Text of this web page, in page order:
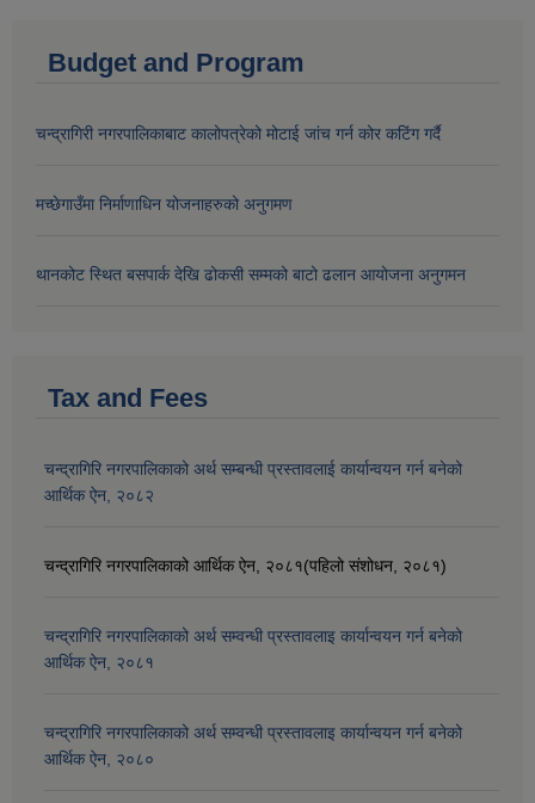
Budget and Program
चन्द्रागिरी नगरपालिकाबाट कालोपत्रेको मोटाई जांच गर्न कोर कटिंग गर्दै
मच्छेगाउँमा निर्माणाधिन योजनाहरुको अनुगमण
थानकोट स्थित बसपार्क देखि ढोकसी सम्मको बाटो ढलान आयोजना अनुगमन
Tax and Fees
चन्द्रागिरि नगरपालिकाको अर्थ सम्बन्धी प्रस्तावलाई कार्यान्वयन गर्न बनेको
आर्थिक ऐन, २०८२
चन्द्रागिरि नगरपालिकाको आर्थिक ऐन, २०८१(पहिलो संशोधन, २०८१)
चन्द्रागिरि नगरपालिकाको अर्थ सम्वन्धी प्रस्तावलाइ कार्यान्वयन गर्न बनेको
आर्थिक ऐन, २०८१
चन्द्रागिरि नगरपालिकाको अर्थ सम्वन्धी प्रस्तावलाइ कार्यान्वयन गर्न बनेको
आर्थिक ऐन, २०८०